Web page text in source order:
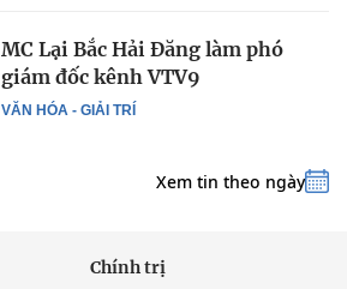
VĂN HÓA - GIẢI TRÍ
MC Lại Bắc Hải Đăng làm phó
giám đốc kênh VTV9
Xem tin theo ngày
Chính trị